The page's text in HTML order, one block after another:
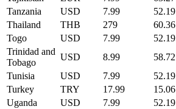
Tanzania
USD 7.99 52.19
Thailand
THB 279 60.36
Togo
USD 7.99 52.19
Trinidad and
Tobago
USD 8.99 58.72
Tunisia
USD 7.99 52.19
Turkey
TRY 17.99 15.06
Uganda
USD 7.99 52.19